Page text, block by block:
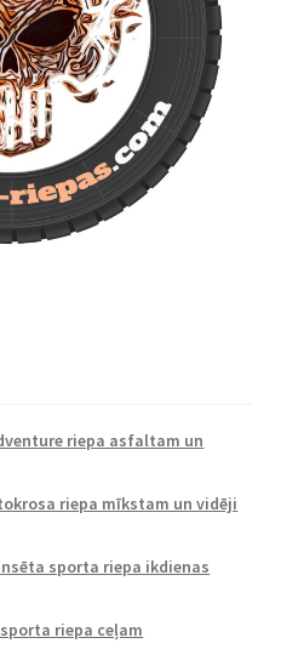
riepa asfaltam un
riepa mīkstam un vidēji
sporta riepa ikdienas
sporta riepa ceļam